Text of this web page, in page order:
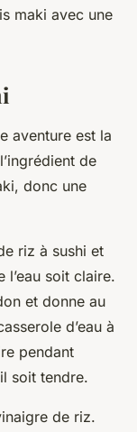
maki avec une
aventure est la
de
donc une
riz à sushi et
l’eau soit claire.
et donne au
d’eau à
pendant
soit tendre.
de riz.